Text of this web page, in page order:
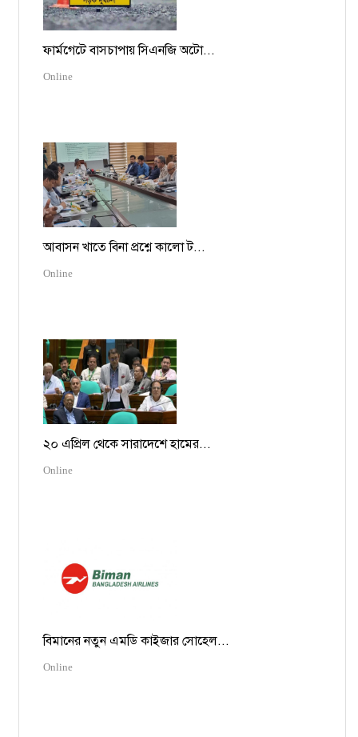
ফার্মগেটে বাসচাপায় সিএনজি অটো...
Online
আবাসন খাতে বিনা প্রশ্নে কালো ট...
Online
২০ এপ্রিল থেকে সারাদেশে হামের...
Online
বিমানের নতুন এমডি কাইজার সোহেল...
Online